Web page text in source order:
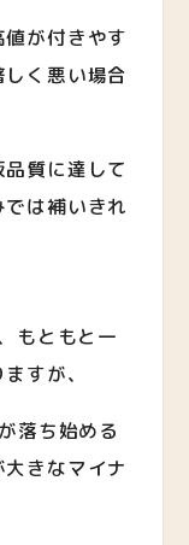
が付きやす
く悪い場合
質に達して
は補いきれ
もともと一
すが、
落ち始める
きなマイナ